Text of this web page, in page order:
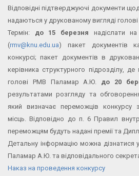
Відповідні підтверджуючі документи
надаються у друкованому вигляді
Термін: до 15 березня надіслати
(rmv@knu.edu.ua) пакет документів
конкурсі; пакет документів в
керівника структурного підрозділу,
голові РМВ Паламар А.Ю. до 20
результатами розгляду та
який визначає переможців конкурсу
місць. Відповідно до п. 6 Правил
переможцям будуть надані премії та
Детальну інформацію можна
Паламар А.Ю. та відповідального
Наказ на проведення конкурсу